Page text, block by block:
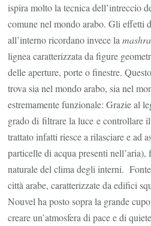
ispira molto la tecnica dell’intreccio
comune nel mondo arabo. Gli effetti
all’interno ricordano invece la
lignea caratterizzata da figure
delle aperture, porte o finestre.
trova sia nel mondo arabo, sia nel
estremamente funzionale: Grazie al
grado di filtrare la luce e controllare
trattato infatti riesce a rilasciare e ad
particelle di acqua presenti
naturale del clima degli interni.
città arabe, caratterizzate da edifici
Nouvel ha posto sopra la grande
creare un’atmosfera di pace e di